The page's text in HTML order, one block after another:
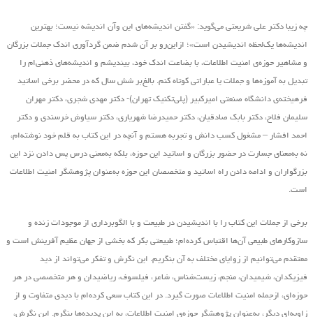
چه زیبا دکتر علی شریعتی ‌می‌گوید: «گفتن اندیشه‌های این ‌وآن اندیشه نیست؛ بهترین
اندیشه‌ها یک‌لحظه اندیشیدن است»؛ ازاین‌رو بر آن شدم ضمن گردآوری اندک جملات بزرگان
و مشاهیر حوزه‌ی امنیت اطلاعات، با بضاعت اندک خود، بیندیشم و اندیشه‌های ذهنی‌ام را
تبدیل به آموزه‌ها و جملات یا عباراتی کوتاه کنم. بالغ‌بر شش سال که در محضر برخی اساتید
فرهیخته‌ی دانشگاه صنعتی امیرکبیر (پلی‌تکنیک تهران)- دکتر مهدی شجری، دکتر مهران
سلیمان فلاح، دکتر بابک صادقیان، دکتر حمیدرضا شهریاری، دکتر سیاوش خرسندی و دکتر
احمد افشار – مشغول کسب دانش و تجربه هستم و آنچه در این کتاب به قلم خود نوشته‌ام،
نه به‌معنای جسارت در حضور بزرگان و اساتید این حوزه، بلکه به‌معنی درس پس دادن نزد این
بزرگواران و ادامه دادن راه اساتید و متخصصان این حوزه به‌عنوان پژوهشگر امنیت اطلاعات
است.
برخی از جملات این کتاب را با اندیشیدن در طبیعت و با الگوبرداری از موجودات زنده و
سازوکارهای طبیعی آن‌ها اقتباس کرده‌ام؛ طبیعتی بکر که بخشی از جهان عظیم آفرینش است و
معتقدم می‌توانیم از زوایای مختلف به آن بنگریم. این نگرش و تفکر می‌تواند از دید
فیزیکدان، شیمیدان، منجم، زیست‌شناس، شاعر، فیلسوف، ریاضیدان و هر متخصصی در هر
حوزه‌ای، ازجمله امنیت اطلاعات صورت گیرد. در این کتاب سعی کرده‌ام با دیدی متفاوت و از
زاویه‌ای دیگر، به‌عنوان پژوهشگر حوزه‌ی امنیت اطلاعات، به این پدیده‌ها بنگرم. این نگرش،